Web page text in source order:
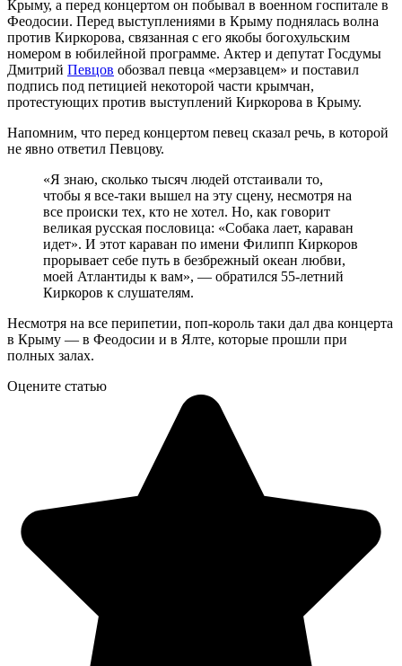
Крыму, а перед концертом он побывал в военном госпитале в
Феодосии. Перед выступлениями в Крыму поднялась волна
против Киркорова, связанная с его якобы богохульским
номером в юбилейной программе. Актер и депутат Госдумы
Дмитрий Певцов обозвал певца «мерзавцем» и поставил
подпись под петицией некоторой части крымчан,
протестующих против выступлений Киркорова в Крыму.
Напомним, что перед концертом певец сказал речь, в которой
не явно ответил Певцову.
«Я знаю, сколько тысяч людей отстаивали то,
чтобы я все-таки вышел на эту сцену, несмотря на
все происки тех, кто не хотел. Но, как говорит
великая русская пословица: «Собака лает, караван
идет». И этот караван по имени Филипп Киркоров
прорывает себе путь в безбрежный океан любви,
моей Атлантиды к вам», — обратился 55-летний
Киркоров к слушателям.
Несмотря на все перипетии, поп-король таки дал два концерта
в Крыму — в Феодосии и в Ялте, которые прошли при
полных залах.
Оцените статью